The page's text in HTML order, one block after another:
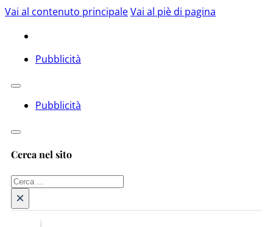
Vai al contenuto principaleVai al piè di pagina
Pubblicità
Pubblicità
Cerca nel sito
Cerca
×